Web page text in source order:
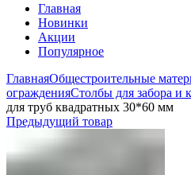
Главная
Новинки
Акции
Популярное
ГлавнаяОбщестроительные
огражденияСтолбы для забора и
для труб квадратных 30*60 мм
Предыдущий товар